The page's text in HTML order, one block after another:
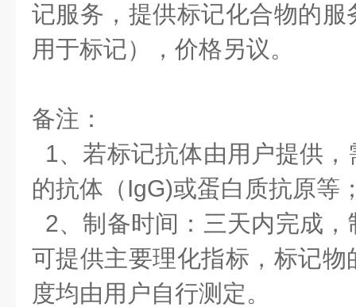
记服务，提供标记化合物的
用于标记），价格另议。
备注：
1、若标记抗体由用户提供
的抗体（IgG)或蛋白质抗原等
2、制备时间：三天内完成
可提供主要理化指标，标记
度均由用户自行测定。